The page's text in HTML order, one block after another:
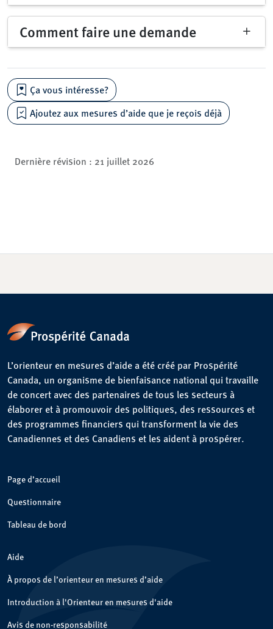
Comment faire une demande
Ça vous intéresse?
Ajoutez aux mesures d’aide que je reçois déjà
Dernière révision : 21 juillet 2026
L’orienteur en mesures d’aide a été créé par Prospérité
Canada, un organisme de bienfaisance national qui travaille
de concert avec des partenaires de tous les secteurs à
élaborer et à promouvoir des politiques, des ressources et
des programmes financiers qui transforment la vie des
Canadiennes et des Canadiens et les aident à prospérer.
Page d’accueil
Questionnaire
Tableau de bord
Aide
À propos de l’orienteur en mesures d’aide
Introduction à l'Orienteur en mesures d'aide
Avis de non-responsabilité